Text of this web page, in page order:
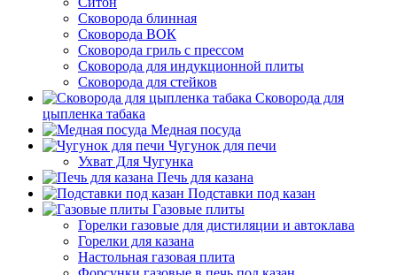
Сковорода блинная
Сковорода ВОК
Сковорода гриль с прессом
Сковорода для индукционной плиты
Сковорода для стейков
Сковорода для
цыпленка табака
Медная посуда
Чугунок для печи
Ухват Для Чугунка
Печь для казана
Подставки под казан
Газовые плиты
Горелки газовые для дистиляции и автоклава
Горелки для казана
Настольная газовая плита